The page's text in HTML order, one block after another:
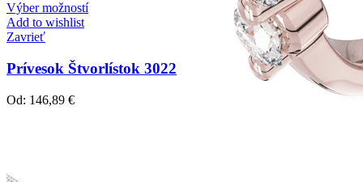
Výber možností
Add to wishlist
Zavrieť
Prívesok Štvorlístok 3022
Od: 146,89 €